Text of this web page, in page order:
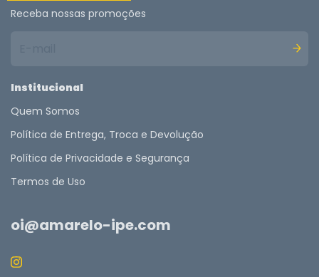
Receba nossas promoções
Institucional
Quem Somos
Política de Entrega, Troca e Devolução
Política de Privacidade e Segurança
Termos de Uso
oi@amarelo-ipe.com